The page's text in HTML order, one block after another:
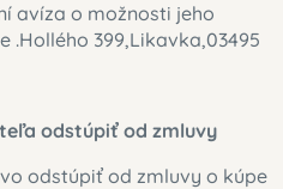
avíza o možnosti jeho
.Hollého 399,Likavka,03495
odstúpiť od zmluvy
odstúpiť od zmluvy o kúpe